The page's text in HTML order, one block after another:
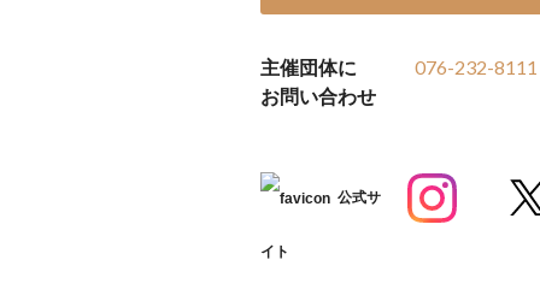
主催団体に
お問い合わせ
076-232-8111
公式サ
イト